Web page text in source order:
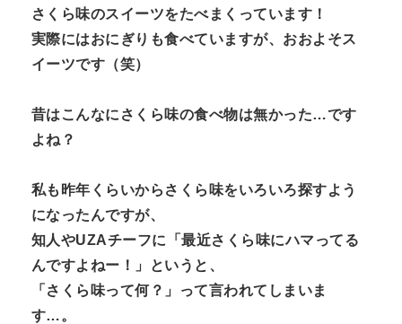
さくら味のスイーツをたべまくっています！
実際にはおにぎりも食べていますが、おおよそス
イーツです（笑）
昔はこんなにさくら味の食べ物は無かった…です
よね？
私も昨年くらいからさくら味をいろいろ探すよう
になったんですが、
知人やUZAチーフに「最近さくら味にハマってる
んですよねー！」というと、
「さくら味って何？」って言われてしまいま
す…。